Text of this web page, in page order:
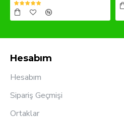
Hesabım
Hesabım
Sipariş Geçmişi
Ortaklar